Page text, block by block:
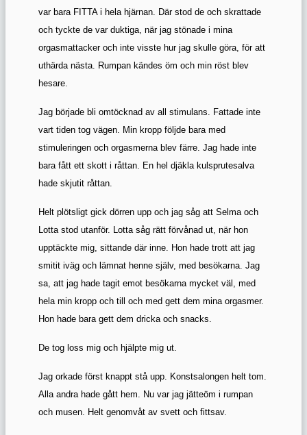
var bara FITTA i hela hjärnan. Där stod de och skrattade
och tyckte de var duktiga, när jag stönade i mina
orgasmattacker och inte visste hur jag skulle göra, för att
uthärda nästa. Rumpan kändes öm och min röst blev
hesare.
Jag började bli omtöcknad av all stimulans. Fattade inte
vart tiden tog vägen. Min kropp följde bara med
stimuleringen och orgasmerna blev färre. Jag hade inte
bara fått ett skott i råttan. En hel djäkla kulsprutesalva
hade skjutit råttan.
Helt plötsligt gick dörren upp och jag såg att Selma och
Lotta stod utanför. Lotta såg rätt förvånad ut, när hon
upptäckte mig, sittande där inne. Hon hade trott att jag
smitit iväg och lämnat henne själv, med besökarna. Jag
sa, att jag hade tagit emot besökarna mycket väl, med
hela min kropp och till och med gett dem mina orgasmer.
Hon hade bara gett dem dricka och snacks.
De tog loss mig och hjälpte mig ut.
Jag orkade först knappt stå upp. Konstsalongen helt tom.
Alla andra hade gått hem. Nu var jag jätteöm i rumpan
och musen. Helt genomvåt av svett och fittsav.